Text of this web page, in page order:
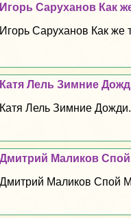
Игорь Саруханов Как
Игорь Саруханов Как же
Катя Лель Зимние
Катя Лель Зимние
Дмитрий Маликов
Дмитрий Маликов Спой